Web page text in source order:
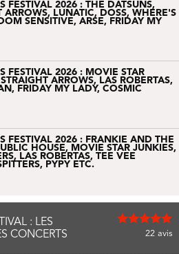
FESTIVAL 2026 : THE DATSUNS,
ARROWS, LUNATIC, DOSS, WHERE'S
SENSITIVE, ARSE, FRIDAY MY
FESTIVAL 2026 : MOVIE STAR
ARROWS, LAS ROBERTAS,
FRIDAY MY LADY, COSMIC
FESTIVAL 2026 : FRANKIE AND THE
HOUSE, MOVIE STAR JUNKIES,
LAS ROBERTAS, TEE VEE
PYPY ETC.
: LES
CONCERTS
22 avis